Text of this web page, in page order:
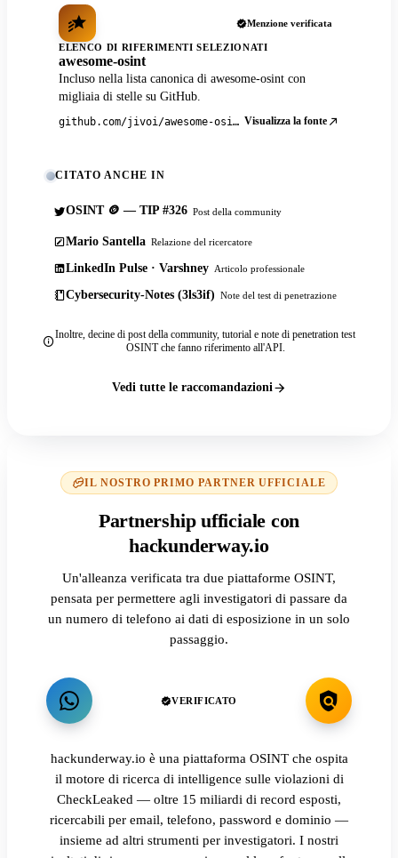
Menzione verificata
ELENCO DI RIFERIMENTI SELEZIONATI
awesome-osint
Incluso nella lista canonica di awesome-osint con
migliaia di stelle su GitHub.
github.com/jivoi/awesome-osint Visualizza la fonte
CITATO ANCHE IN
OSINT 🪙 — TIP #326 Post della community
Mario Santella Relazione del ricercatore
LinkedIn Pulse · Varshney Articolo professionale
Cybersecurity-Notes (3ls3if) Note del test di penetrazione
Inoltre, decine di post della community, tutorial e note di penetration test
OSINT che fanno riferimento all'API.
Vedi tutte le raccomandazioni
IL NOSTRO PRIMO PARTNER UFFICIALE
Partnership ufficiale con
hackunderway.io
Un'alleanza verificata tra due piattaforme OSINT,
pensata per permettere agli investigatori di passare da
un numero di telefono ai dati di esposizione in un solo
passaggio.
VERIFICATO
hackunderway.io è una piattaforma OSINT che ospita
il motore di ricerca di intelligence sulle violazioni di
CheckLeaked — oltre 15 miliardi di record esposti,
ricercabili per email, telefono, password e dominio —
insieme ad altri strumenti per investigatori. I nostri